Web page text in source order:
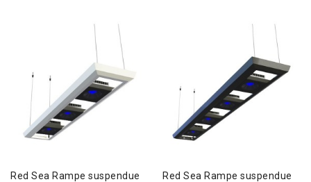
Red Sea Rampe suspendue
Red Sea Rampe suspendue